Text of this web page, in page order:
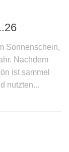
Sonnenschein,
Nachdem
ist sammel
nutzten...